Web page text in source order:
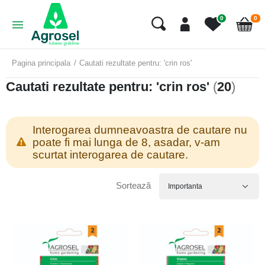
0
Cart
0
Pagina principala Cautati rezultate pentru: 'crin ros'
Cautati rezultate pentru: 'crin ros' (20)
Interogarea dumneavoastra de cautare nu
poate fi mai lunga de 8, asadar, v-am
scurtat interogarea de cautare.
Sortează